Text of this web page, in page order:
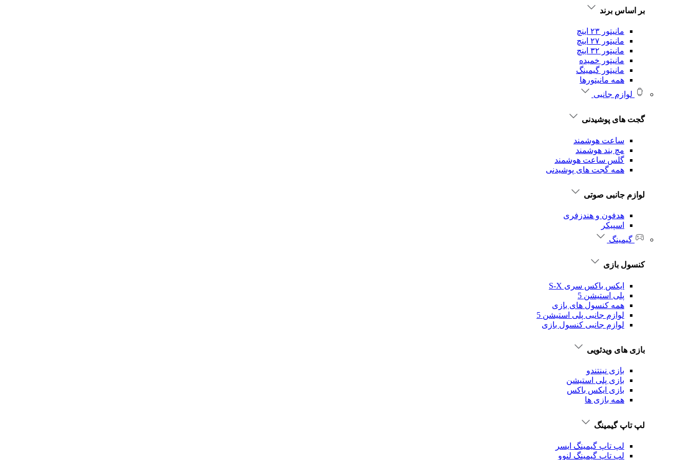
بر اساس برند
مانیتور ۲۳ اینچ
مانیتور ۲۷ اینچ
مانیتور ۳۲ اینچ
مانیتور خمیده
مانیتور گیمینگ
همه مانیتورها
لوازم جانبی
گجت های پوشیدنی
ساعت هوشمند
مچ بند هوشمند
گلس ساعت هوشمند
همه گجت های پوشیدنی
لوازم جانبی صوتی
هدفون و هندزفری
اسپیکر
گیمینگ
کنسول بازی
ایکس باکس سری S-X
پلی استیشن 5
همه کنسول های بازی
لوازم جانبی پلی استیشن 5
لوازم جانبی کنسول بازی
بازی های ویدئویی
بازی نینتندو
بازی پلی استیشن
بازی ایکس باکس
همه بازی ها
لپ تاپ گیمینگ
لپ تاپ گیمینگ ایسر
لپ تاپ گیمینگ لنوو